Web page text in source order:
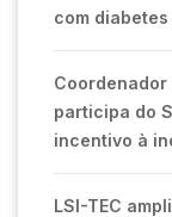
com diabetes
Coordenador
participa do
incentivo à
LSI-TEC